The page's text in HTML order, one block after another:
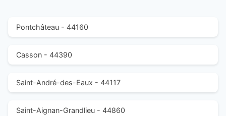
Pontchâteau - 44160
Casson - 44390
Saint-André-des-Eaux - 44117
Saint-Aignan-Grandlieu - 44860